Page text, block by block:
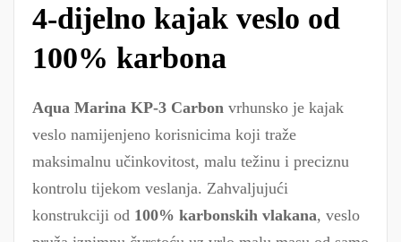
4-dijelno kajak veslo od
100% karbona
Aqua Marina KP-3 Carbon vrhunsko je kajak
veslo namijenjeno korisnicima koji traže
maksimalnu učinkovitost, malu težinu i preciznu
kontrolu tijekom veslanja. Zahvaljujući
konstrukciji od 100% karbonskih vlakana, veslo